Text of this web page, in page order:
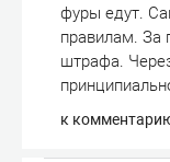
фуры едут.
правилам. За
штрафа.
к